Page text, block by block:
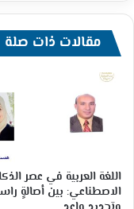
مقالات ذات صلة
اللغة العربية في عصر
الاصطناعي: بين أصالةٍ